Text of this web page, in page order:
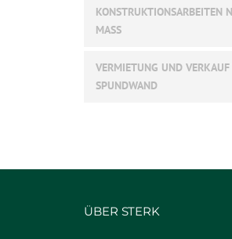
KONSTRUKTIONSARBEITEN
MASS
VERMIETUNG UND VERKAUF
SPUNDWAND
ÜBER STERK